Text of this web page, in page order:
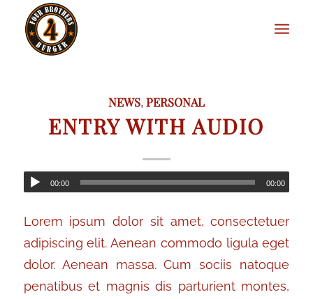
NEWS,PERSONAL
ENTRY WITH AUDIO
00:00 00:00
Lorem ipsum dolor sit amet, consectetuer
adipiscing elit. Aenean commodo ligula eget
dolor. Aenean massa. Cum sociis natoque
penatibus et magnis dis parturient montes,